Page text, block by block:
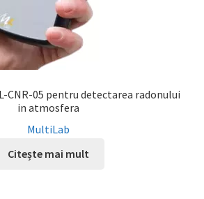
CNR-05 pentru detectarea radonului
in atmosfera
MultiLab
Citește mai mult